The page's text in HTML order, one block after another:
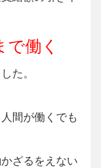
で働く
た。
間が働くでも
ざるをえない